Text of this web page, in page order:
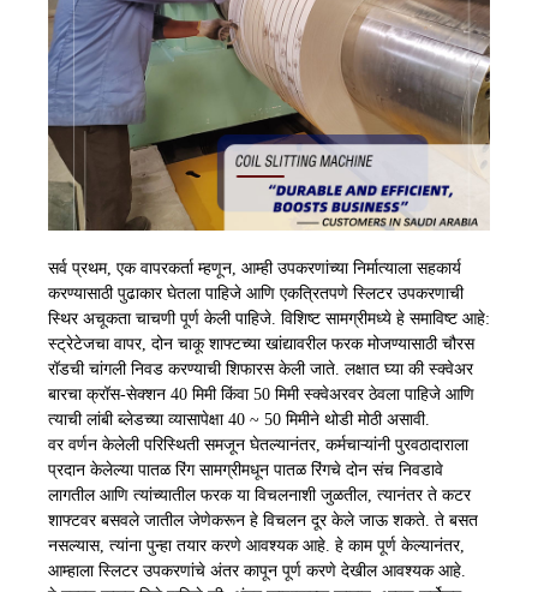
सर्व प्रथम, एक वापरकर्ता म्हणून, आम्ही उपकरणांच्या निर्मात्याला सहकार्य
करण्यासाठी पुढाकार घेतला पाहिजे आणि एकत्रितपणे स्लिटर उपकरणाची
स्थिर अचूकता चाचणी पूर्ण केली पाहिजे. विशिष्ट सामग्रीमध्ये हे समाविष्ट आहे:
स्ट्रेटेजचा वापर, दोन चाकू शाफ्टच्या खांद्यावरील फरक मोजण्यासाठी चौरस
रॉडची चांगली निवड करण्याची शिफारस केली जाते. लक्षात घ्या की स्क्वेअर
बारचा क्रॉस-सेक्शन 40 मिमी किंवा 50 मिमी स्क्वेअरवर ठेवला पाहिजे आणि
त्याची लांबी ब्लेडच्या व्यासापेक्षा 40 ~ 50 मिमीने थोडी मोठी असावी.
वर वर्णन केलेली परिस्थिती समजून घेतल्यानंतर, कर्मचाऱ्यांनी पुरवठादाराला
प्रदान केलेल्या पातळ रिंग सामग्रीमधून पातळ रिंगचे दोन संच निवडावे
लागतील आणि त्यांच्यातील फरक या विचलनाशी जुळतील, त्यानंतर ते कटर
शाफ्टवर बसवले जातील जेणेकरून हे विचलन दूर केले जाऊ शकते. ते बसत
नसल्यास, त्यांना पुन्हा तयार करणे आवश्यक आहे. हे काम पूर्ण केल्यानंतर,
आम्हाला स्लिटर उपकरणांचे अंतर कापून पूर्ण करणे देखील आवश्यक आहे.